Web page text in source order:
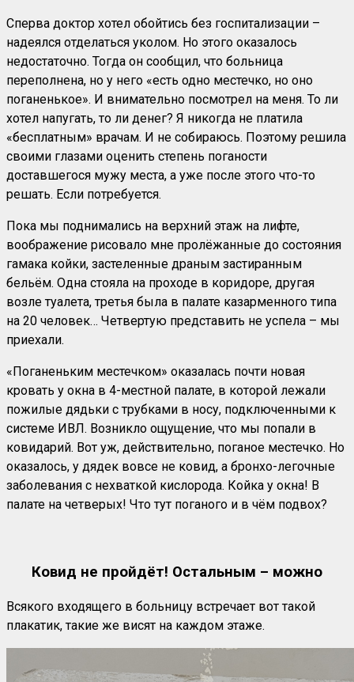
Сперва доктор хотел обойтись без госпитализации –
надеялся отделаться уколом. Но этого оказалось
недостаточно. Тогда он сообщил, что больница
переполнена, но у него «есть одно местечко, но оно
поганенькое». И внимательно посмотрел на меня. То ли
хотел напугать, то ли денег? Я никогда не платила
«бесплатным» врачам. И не собираюсь. Поэтому решила
своими глазами оценить степень поганости
доставшегося мужу места, а уже после этого что-то
решать. Если потребуется.
Пока мы поднимались на верхний этаж на лифте,
воображение рисовало мне пролёжанные до состояния
гамака койки, застеленные драным застиранным
бельём. Одна стояла на проходе в коридоре, другая
возле туалета, третья была в палате казарменного типа
на 20 человек… Четвертую представить не успела – мы
приехали.
«Поганеньким местечком» оказалась почти новая
кровать у окна в 4-местной палате, в которой лежали
пожилые дядьки с трубками в носу, подключенными к
системе ИВЛ. Возникло ощущение, что мы попали в
ковидарий. Вот уж, действительно, поганое местечко. Но
оказалось, у дядек вовсе не ковид, а бронхо-легочные
заболевания с нехваткой кислорода. Койка у окна! В
палате на четверых! Что тут поганого и в чём подвох?
Ковид не пройдёт! Остальным – можно
Всякого входящего в больницу встречает вот такой
плакатик, такие же висят на каждом этаже.